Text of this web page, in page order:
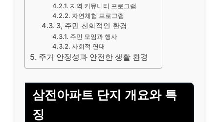
지역 커뮤니티 프로그램
자연체험 프로그램
3, 주민 친화적인 환경
주민 모임과 행사
사회적 연대
주거 안정성과 안전한 생활 환경
삼전아파트 단지 개요와 특
징